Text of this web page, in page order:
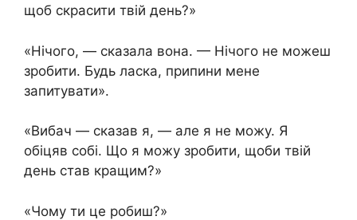
щоб скрасити твій день?»
«Нічого, — сказала вона. — Нічого не можеш
зробити. Будь ласка, припини мене
запитувати».
«Вибач — сказав я, — але я не можу. Я
обіцяв собі. Що я можу зробити, щоби твій
день став кращим?»
«Чому ти це робиш?»